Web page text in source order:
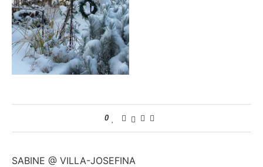
0
SABINE @ VILLA-JOSEFINA